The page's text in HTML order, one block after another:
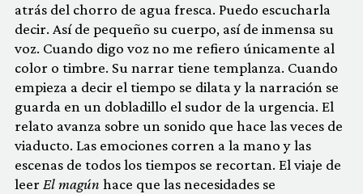
atrás del chorro de agua fresca. Puedo escucharla
decir. Así de pequeño su cuerpo, así de inmensa su
voz. Cuando digo voz no me refiero únicamente al
color o timbre. Su narrar tiene templanza. Cuando
empieza a decir el tiempo se dilata y la narración se
guarda en un dobladillo el sudor de la urgencia. El
relato avanza sobre un sonido que hace las veces de
viaducto. Las emociones corren a la mano y las
escenas de todos los tiempos se recortan. El viaje de
leerEl magún hace que las necesidades se